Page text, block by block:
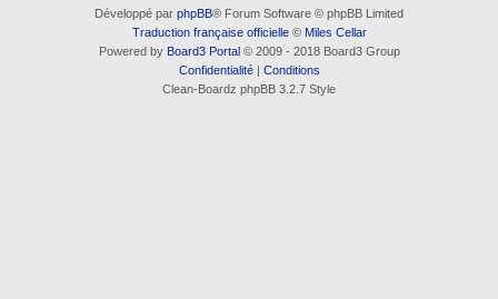
Développé par phpBB® Forum Software © phpBB Limited
Traduction française officielle© Miles Cellar
Powered by Board3 Portal© 2009 - 2018 Board3 Group
Confidentialité| Conditions
Clean-Boardz phpBB 3.2.7 Style